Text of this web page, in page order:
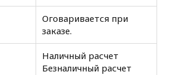
Оговаривается при
заказе.
Наличный расчет
Безналичный расчет